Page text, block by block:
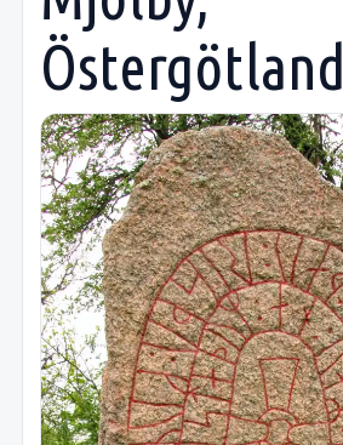
Östergötland